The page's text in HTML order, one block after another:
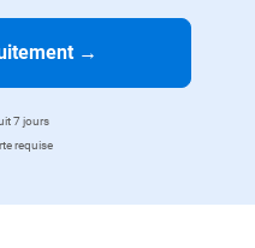
→
7 jours
requise